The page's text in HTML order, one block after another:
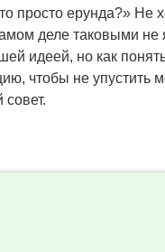
просто ерунда?» Не
деле таковыми
идеей, но как
чтобы не упустить